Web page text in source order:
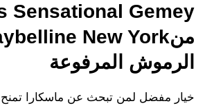
Sensational Gemey
الرموش المرفوعة
خيار مفضل لمن تبحث عن ماسكارا